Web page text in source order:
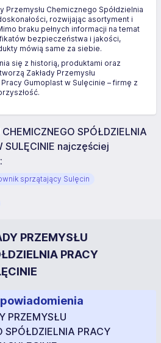
Przemysłu Chemicznego Spółdzielnia
rozwijając asortyment i
braku pełnych informacji na temat
bezpieczeństwa i jakości,
mówią same za siebie.
się z historią, produktami oraz
Zakłady Przemysłu
Gumoplast w Sulęcinie – firmę z
SPÓŁDZIELNIA
SULĘCINIE najczęściej
sprzątający Sulęcin
PRZEMYSŁU
PRACY
PRZEMYSŁU
SPÓŁDZIELNIA PRACY